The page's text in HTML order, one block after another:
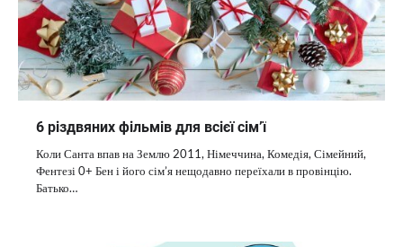
6 різдвяних фільмів для всієї сім’ї
Коли Санта впав на Землю 2011, Німеччина, Комедія, Сімейний,
Фентезі 0+ Бен і його сім’я нещодавно переїхали в провінцію.
Батько…